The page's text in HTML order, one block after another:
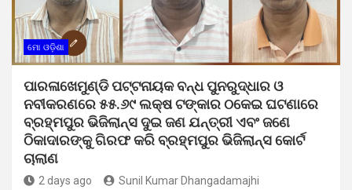
ମୋ ଓଡ଼ିଶା
ପାରଳାଖେମୁଣ୍ଡି ପଟ୍ଟନାୟକ ବନ୍ଧ ପୁନରୁଦ୍ଧାର ଓ
ନବୀକରଣରେ ୫୫.୬୯ ଲକ୍ଷ ଟଙ୍କାର ଠକେଇ ଘଟଣାରେ
ବ୍ରହ୍ମପୁର ଭିଜିଲାନ୍ସ ଦୁଇ ଜଣ ଯନ୍ତ୍ରୀ ଏବଂ ଜଣେ
ଠିକାଦାରଙ୍କୁ ଗିରଫ କରି ବ୍ରହ୍ମପୁର ଭିଜିଲାନ୍ସ କୋର୍ଟ
ଚାଲାଣ
2 days ago Sunil Kumar Dhangadamajhi